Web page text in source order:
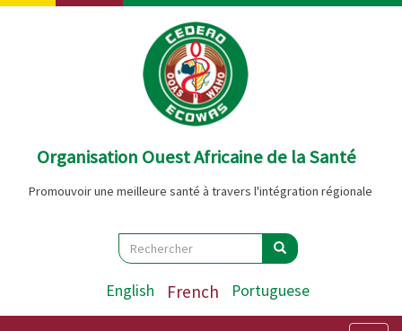
Aller
Organisation Ouest Africaine de la Santé
Promouvoir une meilleure santé à travers l'intégration régionale
Search
Rechercher Rechercher
English French Portuguese